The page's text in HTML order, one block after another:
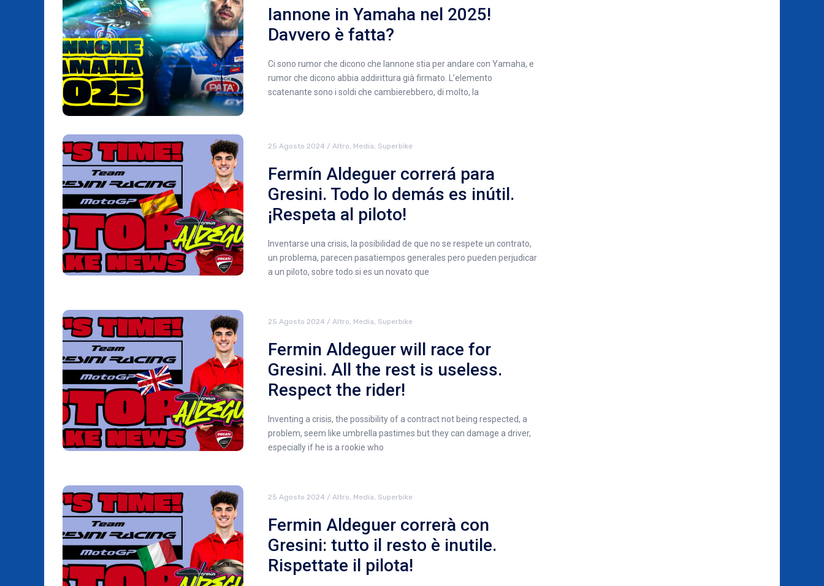
Iannone in Yamaha nel 2025!
Davvero è fatta?
Ci sono rumor che dicono che Iannone stia per andare con Yamaha, e
rumor che dicono abbia addirittura già firmato. L’elemento
scatenante sono i soldi che cambierebbero, di molto, la
25 Agosto 2024 / Altro, Media, Superbike
Fermín Aldeguer correrá para
Gresini. Todo lo demás es inútil.
¡Respeta al piloto!
Inventarse una crisis, la posibilidad de que no se respete un contrato,
un problema, parecen pasatiempos generales pero pueden perjudicar
a un piloto, sobre todo si es un novato que
25 Agosto 2024 / Altro, Media, Superbike
Fermin Aldeguer will race for
Gresini. All the rest is useless.
Respect the rider!
Inventing a crisis, the possibility of a contract not being respected, a
problem, seem like umbrella pastimes but they can damage a driver,
especially if he is a rookie who
25 Agosto 2024 / Altro, Media, Superbike
Fermin Aldeguer correrà con
Gresini: tutto il resto è inutile.
Rispettate il pilota!